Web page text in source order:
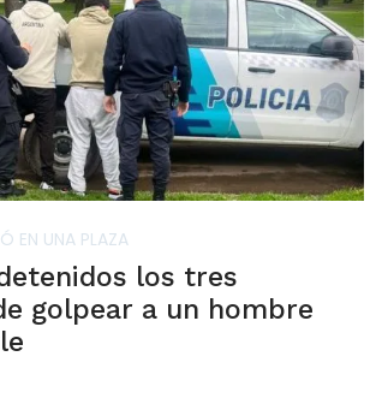
EN UNA PLAZA
los tres
golpear a un hombre